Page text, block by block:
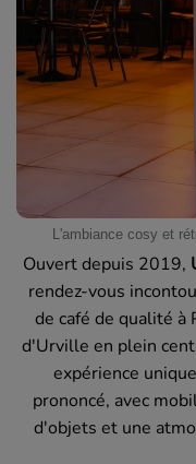
L'ambiance cosy et
Ouvert depuis 2019,
rendez-vous
de café de qualité à
d'Urville en plein
expérience
prononcé, avec
d'objets et une